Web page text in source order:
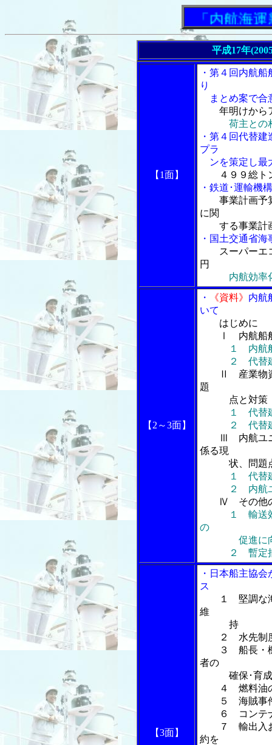
「内航海運新
平成17年
【1面】
・第４回内航
り
まとめ案で合
年明けから
荷主との
・第４回代替
プラ
ンを策定し最
４９９総ト
・鉄道･運輸機
事業計画予
に関
する事業計画
・国土交通省
スーパーエ
円
内航効率
【2～3面】
・ 《資料》 内航
いて
はじめに
Ⅰ 内航船舶の
１ 内航
２ 代替建造
Ⅱ 産業物
題
点と対策
１ 代替
２ 代替建造
Ⅲ 内航ユ
係る現
状、問題点
１ 代替
２ 内航
Ⅳ その他
１ 輸送
の
促進に向
２ 暫定措置
【3面】
・日本船主協
ス
１ 堅調な
維
持
２ 水先制度
３ 船長・機
者の
確保･育成
４ 燃料油の
５ 海賊事件
６ コンテナ
７ 輸出入お
約を